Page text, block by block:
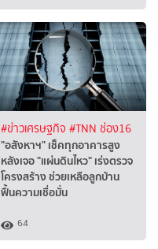
#ข่าวเศรษฐกิจ #TNN ช่อง16
"อสังหาฯ" เช็คทุกอาคารสูง
หลังเจอ "แผ่นดินไหว" เร่งตรวจ
โครงสร้าง ช่วยเหลือลูกบ้าน
ฟื้นความเชื่อมั่น
64